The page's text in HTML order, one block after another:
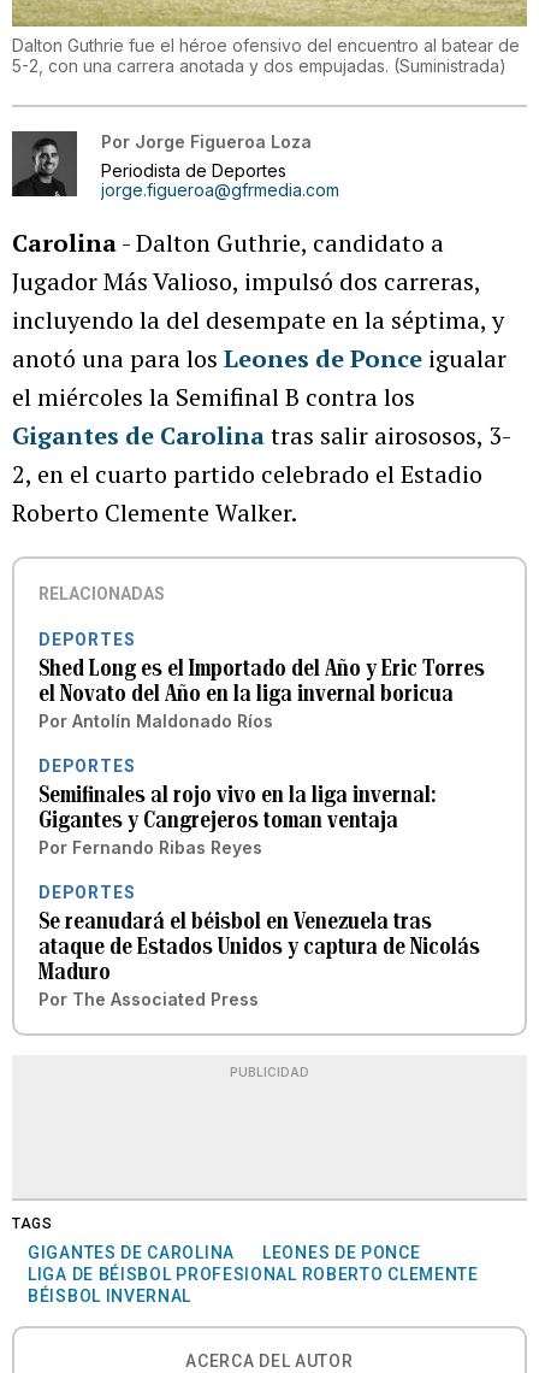
Dalton Guthrie fue el héroe ofensivo del encuentro al batear de
5-2, con una carrera anotada y dos empujadas. (Suministrada)
Por Jorge Figueroa Loza
Periodista de Deportes
jorge.figueroa@gfrmedia.com
Carolina- Dalton Guthrie, candidato a
Jugador Más Valioso, impulsó dos carreras,
incluyendo la del desempate en la séptima, y
anotó una para los Leones de Ponce igualar
el miércoles la Semifinal B contra los
Gigantes de Carolinatras salir airososos, 3-
2, en el cuarto partido celebrado el Estadio
Roberto Clemente Walker.
RELACIONADAS
DEPORTES
Shed Long es el Importado del Año y Eric Torres
el Novato del Año en la liga invernal boricua
Por Antolín Maldonado Ríos
DEPORTES
Semifinales al rojo vivo en la liga invernal:
Gigantes y Cangrejeros toman ventaja
Por Fernando Ribas Reyes
DEPORTES
Se reanudará el béisbol en Venezuela tras
ataque de Estados Unidos y captura de Nicolás
Maduro
Por The Associated Press
PUBLICIDAD
TAGS
GIGANTES DE CAROLINA
LEONES DE PONCE
LIGA DE BÉISBOL PROFESIONAL ROBERTO CLEMENTE
BÉISBOL INVERNAL
ACERCA DEL AUTOR